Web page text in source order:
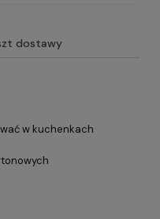
dostawy
w kuchenkach